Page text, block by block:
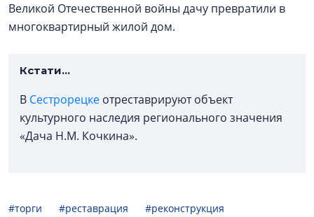
Великой Отечественной войны дачу превратили в
многоквартирный жилой дом.
Кстати...
В Сестрорецке отреставрируют объект
культурного наследия регионального значения
«Дача Н.М. Кочкина».
#торги #реставрация
#реконструкция